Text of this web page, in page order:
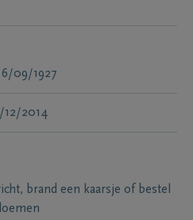
09/1927
12/2014
brand een kaarsje of bestel